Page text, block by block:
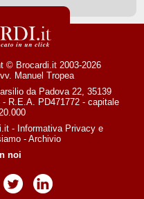
© Brocardi.it 2003-2026
Manuel Tropea
da Padova 22, 35139
- R.E.A. PD471772 - capitale
- Informativa Privacye
- Archivio
noi
Facebook
Pagina TwitterPagina LinkedIn